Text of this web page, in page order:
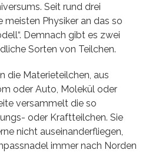
Seit rund drei
meisten Physiker an das so
Demnach gibt es zwei
Sorten von Teilchen.
die Materieteilchen, aus
oder Auto, Molekül oder
versammelt die so
oder Kraftteilchen. Sie
nicht auseinanderfliegen,
immer nach Norden